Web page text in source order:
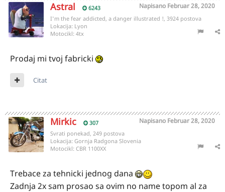
Astral 6243 Napisano Februar 28, 2020
I'm the fear addicted, a danger illustrated !, 3924 postova
Lokacija: Lyon
Motocikl: 4tx
Prodaj mi tvoj fabricki
Citat
Mirkic 307 Napisano Februar 28, 2020
Svrati ponekad, 249 postova
Lokacija: Gornja Radgona Slovenia
Motocikl: CBR 1100XX
Trebace za tehnicki jednog dana
Zadnja 2x sam prosao sa ovim no name topom al za